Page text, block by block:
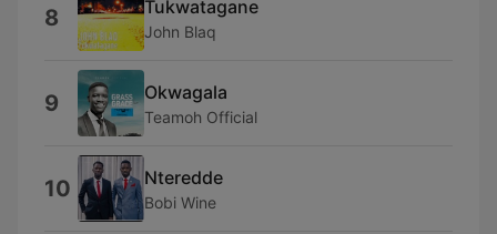
8 Tukwatagane
John Blaq
9 Okwagala
Teamoh Official
10 Nteredde
Bobi Wine